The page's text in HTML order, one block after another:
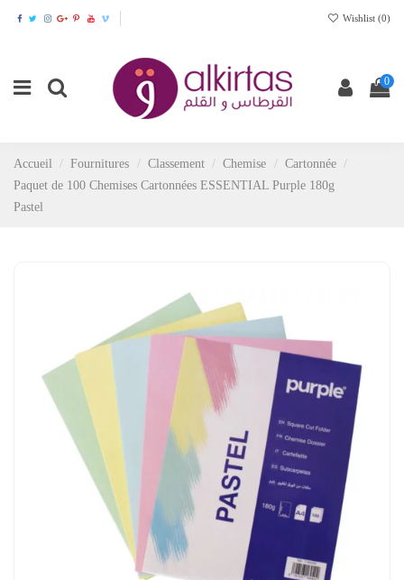
Wishlist (0)
0
Accueil Fournitures Classement Chemise
Cartonnée
Paquet de 100 Chemises Cartonnées ESSENTIAL Purple 180g
Pastel